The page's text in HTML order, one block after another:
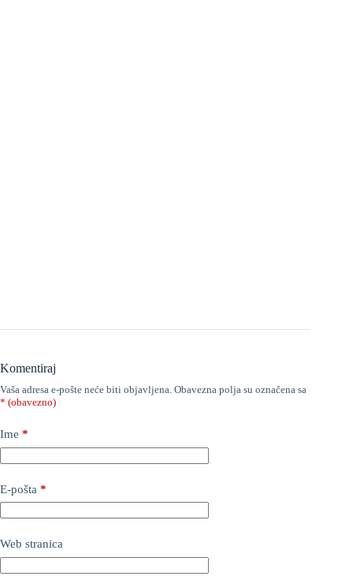
Komentiraj
Vaša adresa e-pošte neće biti objavljena. Obavezna polja su označena sa
* (obavezno)
Ime *
E-pošta *
Web stranica